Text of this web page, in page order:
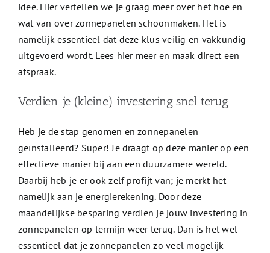
idee. Hier vertellen we je graag meer over het hoe en
wat van over zonnepanelen schoonmaken. Het is
namelijk essentieel dat deze klus veilig en vakkundig
uitgevoerd wordt. Lees hier meer en maak direct een
afspraak.
Verdien je (kleine) investering snel terug
Heb je de stap genomen en zonnepanelen
geïnstalleerd? Super! Je draagt op deze manier op een
effectieve manier bij aan een duurzamere wereld.
Daarbij heb je er ook zelf profijt van; je merkt het
namelijk aan je energierekening. Door deze
maandelijkse besparing verdien je jouw investering in
zonnepanelen op termijn weer terug. Dan is het wel
essentieel dat je zonnepanelen zo veel mogelijk